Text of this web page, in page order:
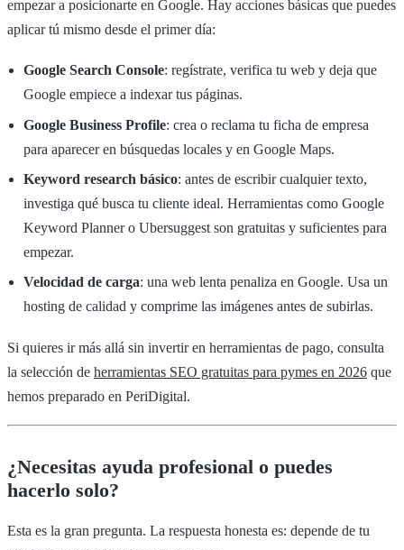
empezar a posicionarte en Google. Hay acciones básicas que puedes
aplicar tú mismo desde el primer día:
Google Search Console: regístrate, verifica tu web y deja que
Google empiece a indexar tus páginas.
Google Business Profile: crea o reclama tu ficha de empresa
para aparecer en búsquedas locales y en Google Maps.
Keyword research básico: antes de escribir cualquier texto,
investiga qué busca tu cliente ideal. Herramientas como Google
Keyword Planner o Ubersuggest son gratuitas y suficientes para
empezar.
Velocidad de carga: una web lenta penaliza en Google. Usa un
hosting de calidad y comprime las imágenes antes de subirlas.
Si quieres ir más allá sin invertir en herramientas de pago, consulta
la selección de herramientas SEO gratuitas para pymes en 2026 que
hemos preparado en PeriDigital.
¿Necesitas ayuda profesional o puedes
hacerlo solo?
Esta es la gran pregunta. La respuesta honesta es: depende de tu